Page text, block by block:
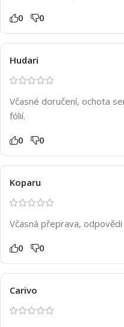
0 0
Hudari
Včasné doručení, ochota
fólií.
0 0
Koparu
Včasná přeprava,
0 0
Carivo